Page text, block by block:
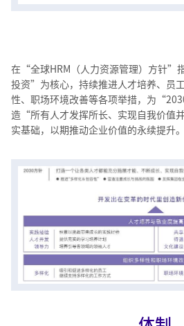
在“全球HRM（人力资源管理）方针”
投资”为核心，持续推进人才培养、员
性、职场环境改善等各项举措，为
造“所有人才发挥所长、实现自我价值
实基础，以期推动企业价值的永续提升。